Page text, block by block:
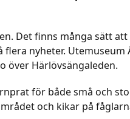
Det finns många sätt att
nyheter. Utemuseum
över Härlövsängaleden.
för både små och
och kikar på